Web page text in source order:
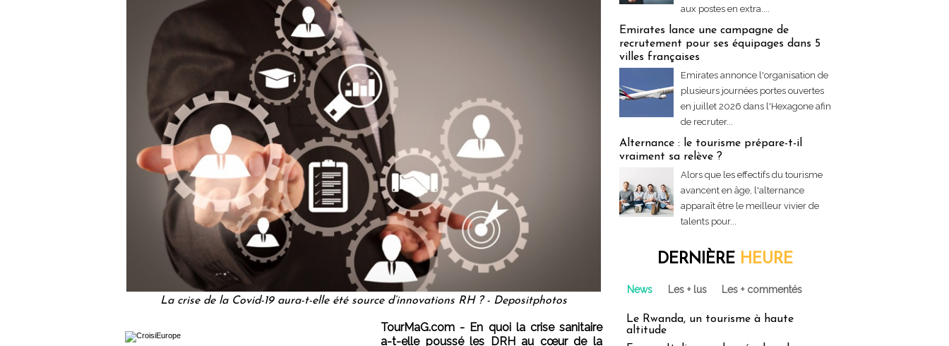
La crise de la Covid-19 aura-t-elle été source d’innovations RH ? - Depositphotos
TourMaG.com - En quoi la crise sanitaire
a-t-elle poussé les DRH au cœur de la
aux postes en extra....
Emirates lance une campagne de
recrutement pour ses équipages dans 5
villes françaises
Emirates annonce l'organisation de
plusieurs journées portes ouvertes
en juillet 2026 dans l'Hexagone afin
de recruter...
Alternance : le tourisme prépare-t-il
vraiment sa relève ?
Alors que les effectifs du tourisme
avancent en âge, l'alternance
apparaît être le meilleur vivier de
talents pour...
DERNIÈRE HEURE
News Les + lus Les + commentés
Le Rwanda, un tourisme à haute
altitude